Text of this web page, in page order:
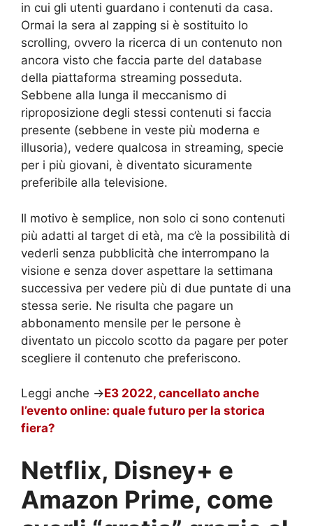
in cui gli utenti guardano i contenuti da casa.
Ormai la sera al zapping si è sostituito lo
scrolling, ovvero la ricerca di un contenuto non
ancora visto che faccia parte del database
della piattaforma streaming posseduta.
Sebbene alla lunga il meccanismo di
riproposizione degli stessi contenuti si faccia
presente (sebbene in veste più moderna e
illusoria), vedere qualcosa in streaming, specie
per i più giovani, è diventato sicuramente
preferibile alla televisione.
Il motivo è semplice, non solo ci sono contenuti
più adatti al target di età, ma c’è la possibilità di
vederli senza pubblicità che interrompano la
visione e senza dover aspettare la settimana
successiva per vedere più di due puntate di una
stessa serie. Ne risulta che pagare un
abbonamento mensile per le persone è
diventato un piccolo scotto da pagare per poter
scegliere il contenuto che preferiscono.
Leggi anche ->E3 2022, cancellato anche
l’evento online: quale futuro per la storica
fiera?
Netflix, Disney+ e
Amazon Prime, come